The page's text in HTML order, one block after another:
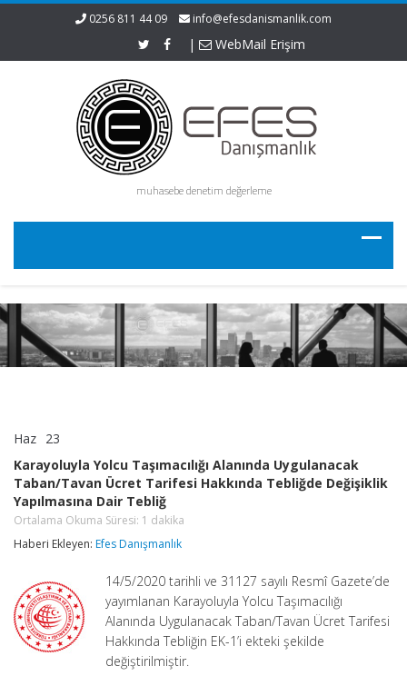
0256 811 44 09 info@efesdanismanlik.com
| WebMail Erişim
muhasebe denetim değerleme
Haz 23
Taşımacılığı
Alanında
Uygulanacak
Taban/Tavan
Tarifesi
Tebliğde
Yapılmasına
Dair
Tebliğ
Ortalama
Okuma
Karayoluyla Yolcu Taşımacılığı Alanında Uygulanacak
Taban/Tavan Ücret Tarifesi Hakkında Tebliğde Değişiklik
Yapılmasına Dair Tebliğ
Ortalama Okuma Süresi: 1 dakika
Haberi Ekleyen: Efes Danışmanlık
14/5/2020 tarihli ve 31127 sayılı Resmî Gazete’de
yayımlanan Karayoluyla Yolcu Taşımacılığı
Alanında Uygulanacak Taban/Tavan Ücret Tarifesi
Hakkında Tebliğin EK-1’i ekteki şekilde
değiştirilmiştir.